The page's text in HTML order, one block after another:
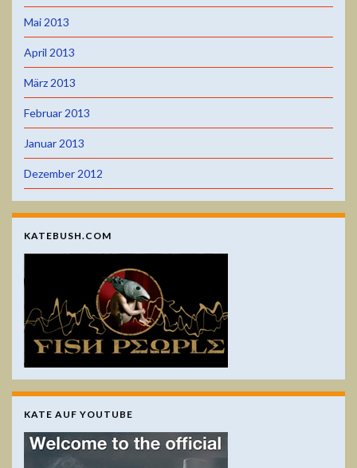
Mai 2013
April 2013
März 2013
Februar 2013
Januar 2013
Dezember 2012
KATEBUSH.COM
KATE AUF YOUTUBE